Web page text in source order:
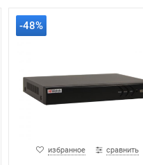
-48%
избранное сравнить